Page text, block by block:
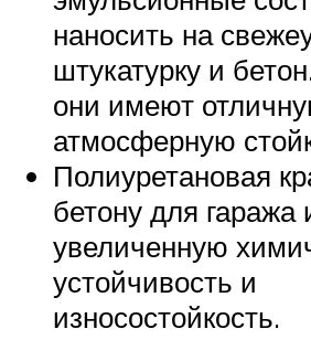
наносить на
штукатурку и
они имеют
атмосферную
Полиуретановая
бетону для гаража
увеличенную
устойчивость и
износостойкость.